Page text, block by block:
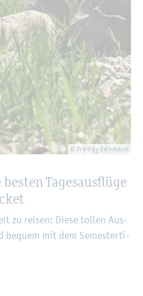
© Fred­dy Feh­marn
Ta­ges­aus­flü­ge
zu rei­sen: Diese tol­len Aus­
be­quem mit dem Se­mes­ter­ti­